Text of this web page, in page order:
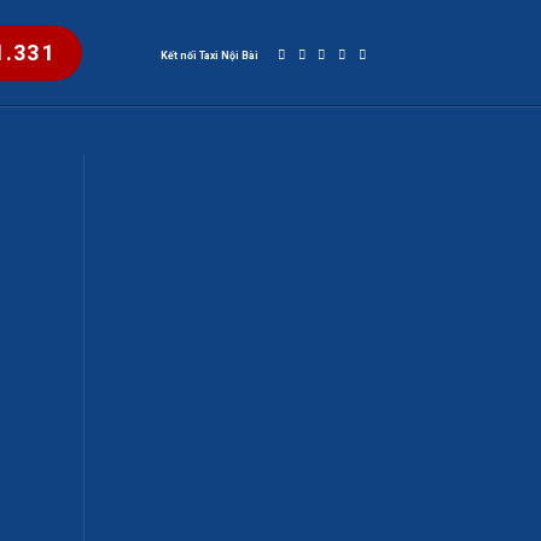
Kết nối Taxi Nội Bài